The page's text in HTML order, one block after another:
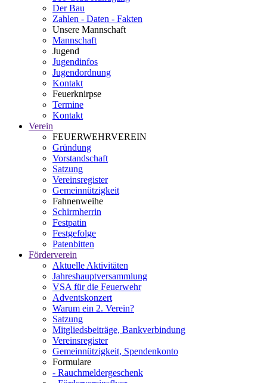
Der Bau
Zahlen - Daten - Fakten
Unsere Mannschaft
Mannschaft
Jugend
Jugendinfos
Jugendordnung
Kontakt
Feuerknirpse
Termine
Kontakt
Verein
FEUERWEHRVEREIN
Gründung
Vorstandschaft
Satzung
Vereinsregister
Gemeinnützigkeit
Fahnenweihe
Schirmherrin
Festpatin
Festgefolge
Patenbitten
Förderverein
Aktuelle Aktivitäten
Jahreshauptversammlung
VSA für die Feuerwehr
Adventskonzert
Warum ein 2. Verein?
Satzung
Mitgliedsbeiträge, Bankverbindung
Vereinsregister
Gemeinnützigkeit, Spendenkonto
Formulare
- Rauchmeldergeschenk